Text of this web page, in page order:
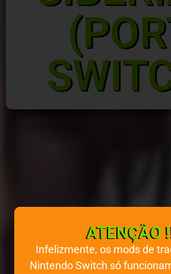
ATENÇÃO
Infelizmente, os mods de
Nintendo Switch só